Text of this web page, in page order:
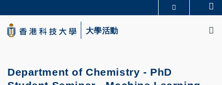
to
main
content
生活@科大
大學活動
Department of Chemistry - PhD